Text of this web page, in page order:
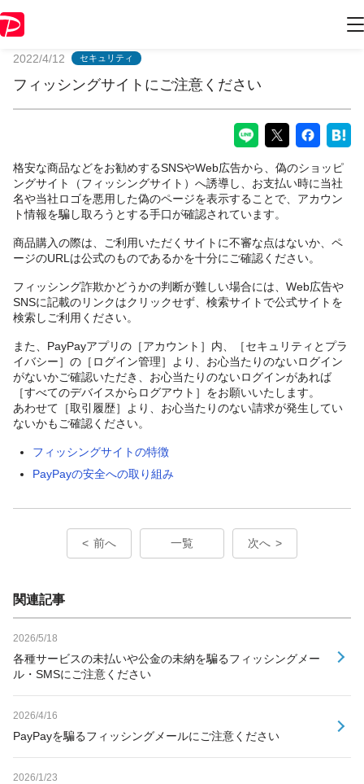
2022/4/12 セキュリティ
フィッシングサイトにご注意ください
格安な商品などをお勧めするSNSやWeb広告から、偽のショッピ
ングサイト（フィッシングサイト）へ誘導し、お支払い時に当社
名や当社ロゴを悪用した偽のページを表示することで、アカウン
ト情報を騙し取ろうとする手口が確認されています。
商品購入の際は、ご利用いただくサイトに不審な点はないか、ペ
ージのURLは公式のものであるかを十分にご確認ください。
フィッシング詐欺かどうかの判断が難しい場合には、Web広告や
SNSに記載のリンクはクリックせず、検索サイトで公式サイトを
検索しご利用ください。
また、PayPayアプリの［アカウント］内、［セキュリティとプラ
イバシー］の［ログイン管理］より、お心当たりのないログイン
がないかご確認いただき、お心当たりのないログインがあれば
［すべてのデバイスからログアウト］をお願いいたします。
あわせて［取引履歴］より、お心当たりのない請求が発生してい
ないかもご確認ください。
フィッシングサイトの特徴
PayPayの安全への取り組み
前へ 一覧 次へ
関連記事
2026/5/18
各種サービスの未払いや公金の未納を騙るフィッシングメー
ル・SMSにご注意ください
2026/4/16
PayPayを騙るフィッシングメールにご注意ください
2026/1/23